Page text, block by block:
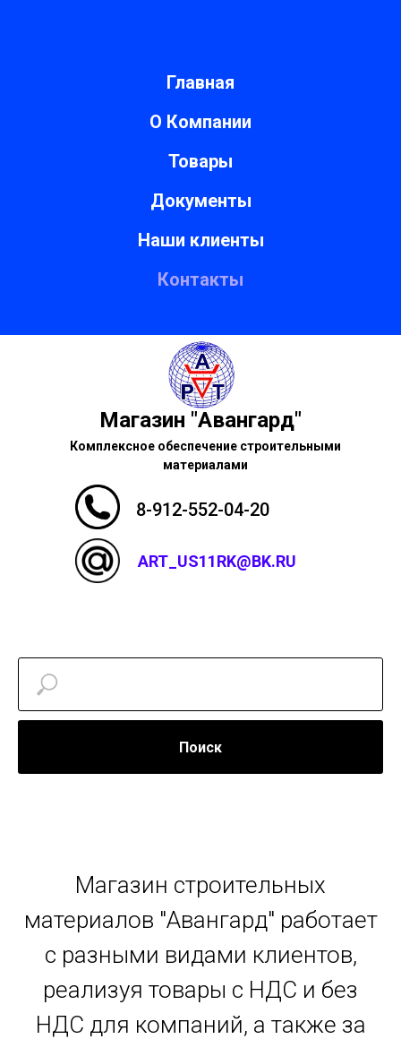
Главная
О Компании
Товары
Документы
Наши клиенты
Контакты
Комплексное обеспечение строительными
материалами
ART_US11RK@BK.RU
8-912-552-04-20
Магазин "Авангард"
Поиск
Магазин строительных
материалов "Авангард" работает
с разными видами клиентов,
реализуя товары с НДС и без
НДС для компаний, а также за